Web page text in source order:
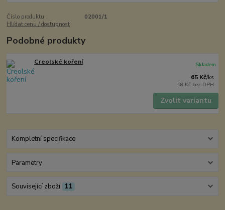
Číslo produktu:
02001/1
Hlídat cenu / dostupnost
Podobné produkty
Creolské koření
65 Kč/ks
58 Kč bez DPH
Skladem
Zvolit variantu
Kompletní specifikace
Parametry
Související zboží 11